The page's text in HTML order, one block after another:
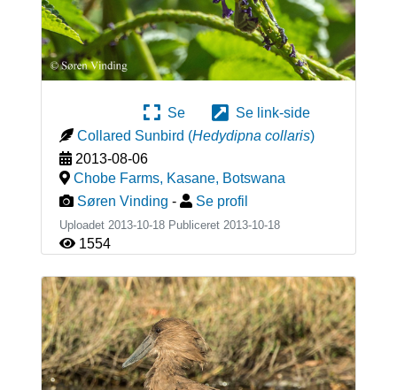
Se
Se link-side
Collared Sunbird (Hedydipna collaris)
2013-08-06
Chobe Farms, Kasane, Botswana
Søren Vinding - Se profil
Uploadet 2013-10-18 Publiceret 2013-10-18
1554